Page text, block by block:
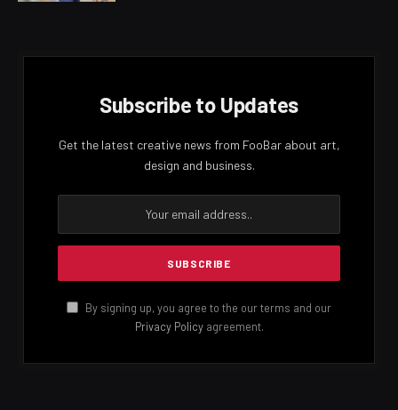
Subscribe to Updates
Get the latest creative news from FooBar about art,
design and business.
By signing up, you agree to the our terms and our
Privacy Policyagreement.